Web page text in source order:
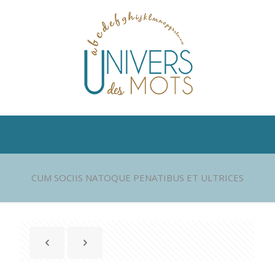
CUM SOCIIS NATOQUE PENATIBUS ET ULTRICES